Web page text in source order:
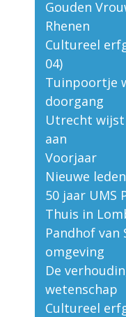
Gouden
Rhenen
Cultureel
04)
Tuinpoortje
doorgang
Utrecht
aan
Voorjaar
Nieuwe
50 jaar UMS
Thuis in
Pandhof
omgeving
De
wetenschap
Cultureel